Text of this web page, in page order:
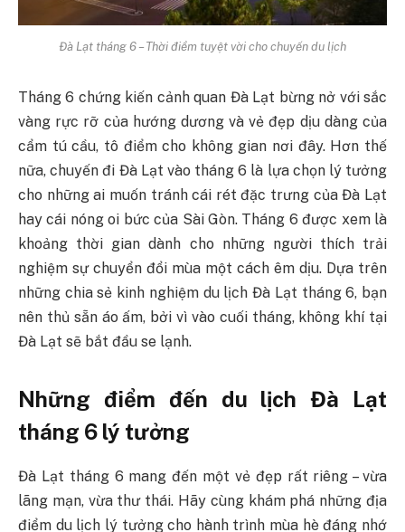
Đà Lạt tháng 6 – Thời điểm tuyệt vời cho chuyến du lịch
Tháng 6 chứng kiến cảnh quan Đà Lạt bừng nở với sắc
vàng rực rỡ của hướng dương và vẻ đẹp dịu dàng của
cẩm tú cầu, tô điểm cho không gian nơi đây. Hơn thế
nữa, chuyến đi Đà Lạt vào tháng 6 là lựa chọn lý tưởng
cho những ai muốn tránh cái rét đặc trưng của Đà Lạt
hay cái nóng oi bức của Sài Gòn. Tháng 6 được xem là
khoảng thời gian dành cho những người thích trải
nghiệm sự chuyển đổi mùa một cách êm dịu. Dựa trên
những chia sẻ kinh nghiệm du lịch Đà Lạt tháng 6, bạn
nên thủ sẵn áo ấm, bởi vì vào cuối tháng, không khí tại
Đà Lạt sẽ bắt đầu se lạnh.
Những điểm đến du lịch Đà Lạt
tháng 6 lý tưởng
Đà Lạt tháng 6 mang đến một vẻ đẹp rất riêng – vừa
lãng mạn, vừa thư thái. Hãy cùng khám phá những địa
điểm du lịch lý tưởng cho hành trình mùa hè đáng nhớ